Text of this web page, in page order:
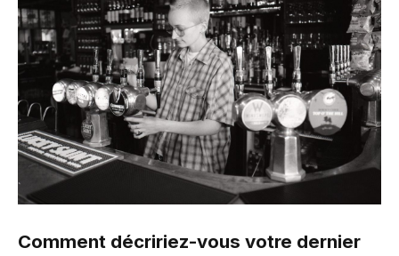
Comment décririez-vous votre dernier